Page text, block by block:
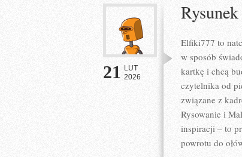
21 LUT
2026
Elfiki777 to
w sposób
kartkę i chcą
czytelnika od
związane z
Rysowanie i
inspiracji – to
powrotu do